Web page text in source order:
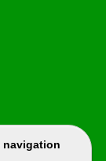
navigation